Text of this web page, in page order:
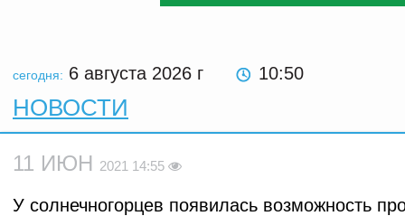
сегодня: 6 августа 2026 г 10:50
НОВОСТИ
11 ИЮН 2021 14:55
У солнечногорцев появилась возможность